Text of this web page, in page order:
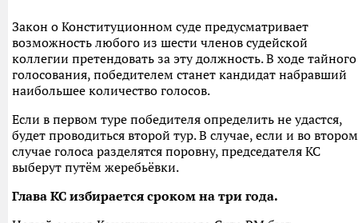
Закон о Конституционном суде предусматривает
возможность любого из шести членов судейской
коллегии претендовать за эту должность. В ходе тайного
голосования, победителем станет кандидат набравший
наибольшее количество голосов.
Если в первом туре победителя определить не удастся,
будет проводиться второй тур. В случае, если и во втором
случае голоса разделятся поровну, председателя КС
выберут путём жеребьёвки.
Глава КС избирается сроком на три года.